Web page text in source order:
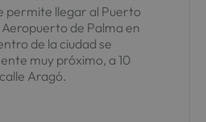
permite llegar al Puerto
Aeropuerto de Palma en
de la ciudad se
muy próximo, a 10
Aragó.